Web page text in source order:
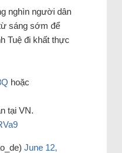
nghìn người dân
sáng sớm để
Tuệ đi khất thực
hoặc
tại VN.
June 12,